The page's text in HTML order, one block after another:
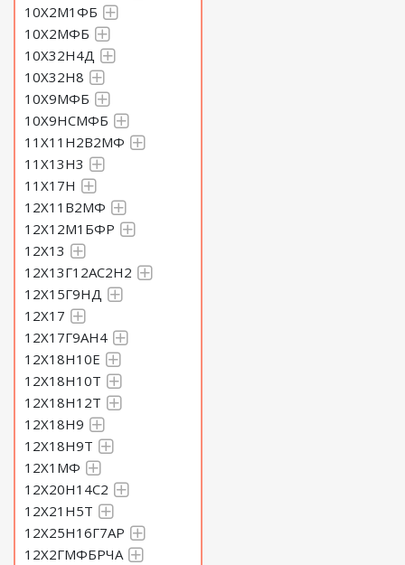
10Х2М1ФБ
10Х2МФБ
10Х32Н4Д
10Х32Н8
10Х9МФБ
10Х9НСМФБ
11Х11Н2В2МФ
11Х13Н3
11Х17Н
12Х11В2МФ
12Х12М1БФР
12Х13
12Х13Г12АС2Н2
12Х15Г9НД
12Х17
12Х17Г9АН4
12Х18Н10Е
12Х18Н10Т
12Х18Н12Т
12Х18Н9
12Х18Н9Т
12Х1МФ
12Х20Н14С2
12Х21Н5Т
12Х25Н16Г7АР
12Х2ГМФБРЧА